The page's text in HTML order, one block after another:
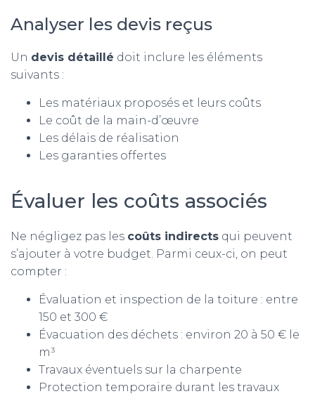
Analyser les devis reçus
Un devis détaillé doit inclure les éléments
suivants :
Les matériaux proposés et leurs coûts
Le coût de la main-d’œuvre
Les délais de réalisation
Les garanties offertes
Évaluer les coûts associés
Ne négligez pas les coûts indirects qui peuvent
s’ajouter à votre budget. Parmi ceux-ci, on peut
compter :
Évaluation et inspection de la toiture : entre
150 et 300 €
Évacuation des déchets : environ 20 à 50 € le
m³
Travaux éventuels sur la charpente
Protection temporaire durant les travaux